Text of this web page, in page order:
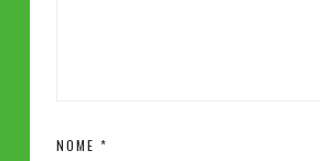
NOME *